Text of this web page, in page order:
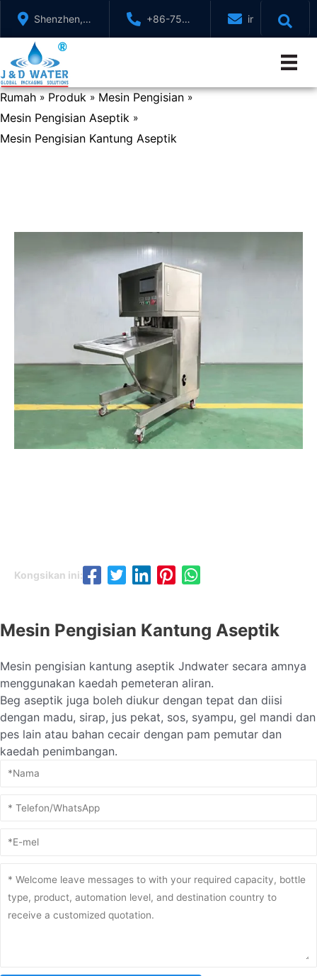
kandungan
Shenzhen,
GuangDong,
China
+86-755-
88321071
Rumah » Produk » Mesin Pengisian »
Mesin Pengisian Aseptik »
Mesin Pengisian Kantung Aseptik
Kongsikan ini:
Mesin Pengisian Kantung Aseptik
Mesin pengisian kantung aseptik Jndwater secara amnya
menggunakan kaedah pemeteran aliran.
Beg aseptik juga boleh diukur dengan tepat dan diisi
dengan madu, sirap, jus pekat, sos, syampu, gel mandi dan
pes lain atau bahan cecair dengan pam pemutar dan
kaedah penimbangan.